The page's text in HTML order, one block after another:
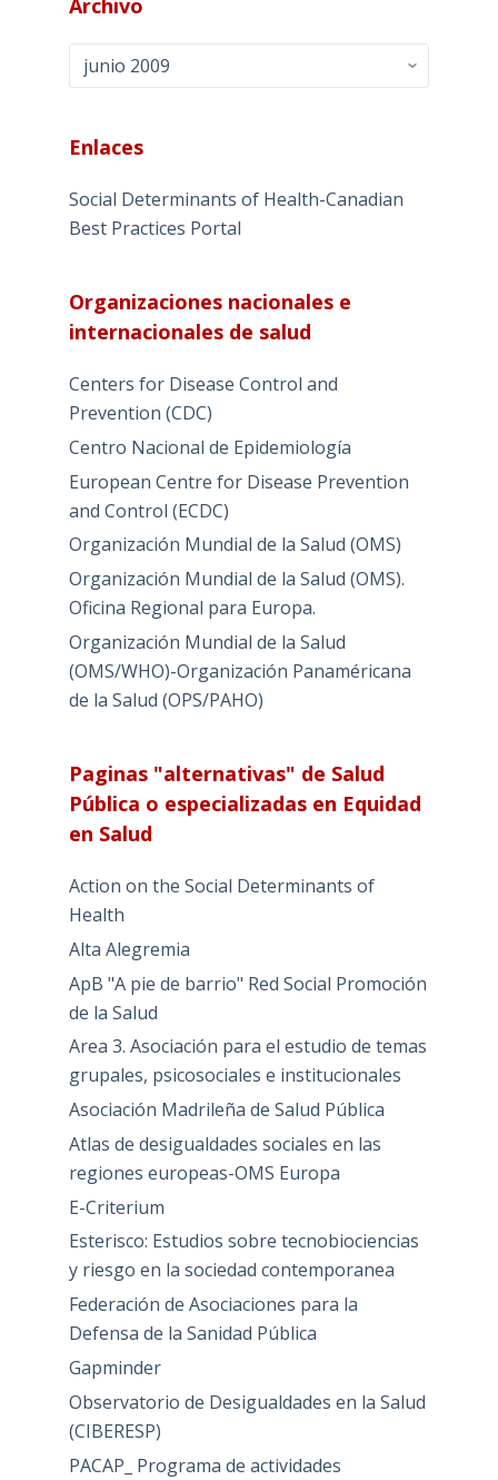
Archivo
Archivo
Enlaces
Social Determinants of Health-Canadian
Best Practices Portal
Organizaciones nacionales e
internacionales de salud
Centers for Disease Control and
Prevention (CDC)
Centro Nacional de Epidemiología
European Centre for Disease Prevention
and Control (ECDC)
Organización Mundial de la Salud (OMS)
Organización Mundial de la Salud (OMS).
Oficina Regional para Europa.
Organización Mundial de la Salud
(OMS/WHO)-Organización Panaméricana
de la Salud (OPS/PAHO)
Paginas "alternativas" de Salud
Pública o especializadas en Equidad
en Salud
Action on the Social Determinants of
Health
Alta Alegremia
ApB "A pie de barrio" Red Social Promoción
de la Salud
Area 3. Asociación para el estudio de temas
grupales, psicosociales e institucionales
Asociación Madrileña de Salud Pública
Atlas de desigualdades sociales en las
regiones europeas-OMS Europa
E-Criterium
Esterisco: Estudios sobre tecnobiociencias
y riesgo en la sociedad contemporanea
Federación de Asociaciones para la
Defensa de la Sanidad Pública
Gapminder
Observatorio de Desigualdades en la Salud
(CIBERESP)
PACAP_ Programa de actividades